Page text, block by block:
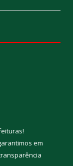
!
em